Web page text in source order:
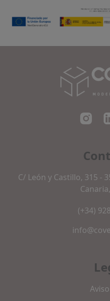
C/ León y Castillo, 315 -
(+34)